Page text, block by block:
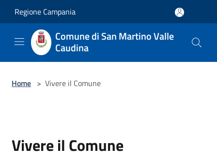
Regione Campania
Comune di San Martino Valle
Caudina
Home > Vivere il Comune
Vivere il Comune